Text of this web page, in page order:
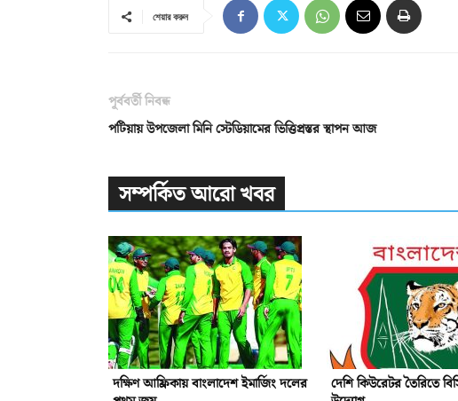
শেয়ার করুন
পূর্ববর্তী নিবন্ধ
পটিয়ায় উপজেলা মিনি স্টেডিয়ামের ভিত্তিপ্রস্তর স্থাপন আজ
সম্পর্কিত আরো খবর
দক্ষিণ আফ্রিকায় বাংলাদেশ ইমার্জিং দলের
দেশি কিউরেটর তৈরিতে